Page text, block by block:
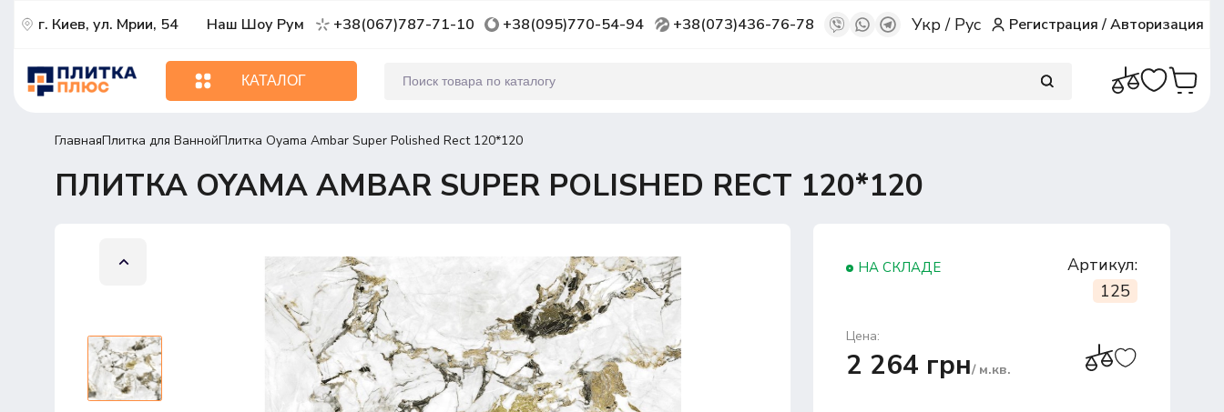
г. Киев, ул. Мрии, 54 Наш Шоу Рум +38(067)787-71-10 +38(095)770-54-94 +38(073)436-76-78 Укр/ Рус Регистрация/Авторизация
КАТАЛОГ
ГлавнаяПлитка для ВаннойПлитка Oyama Ambar Super Polished Rect 120*120
ПЛИТКА OYAMA AMBAR SUPER POLISHED RECT 120*120
НА СКЛАДЕ
Артикул:
125
Цена:
2 264 грн/ м.кв.